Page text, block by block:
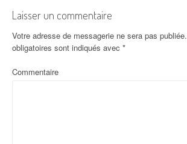
Laisser un commentaire
Votre adresse de messagerie ne sera pas publiée.
obligatoires sont indiqués avec *
Commentaire